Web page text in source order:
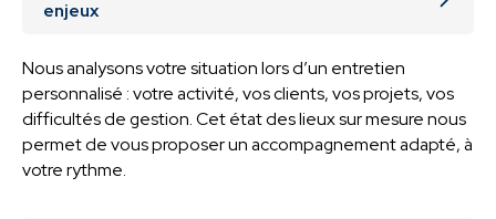
enjeux
Nous analysons votre situation lors d’un entretien
personnalisé : votre activité, vos clients, vos projets, vos
difficultés de gestion. Cet état des lieux sur mesure nous
permet de vous proposer un accompagnement adapté, à
votre rythme.